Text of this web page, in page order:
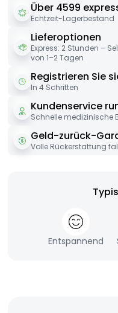
Über 4599
Echtzeit-Lagerbestand
Lieferoptionen
Express: 2 Stunden –
von 1–2 Tagen
Registrieren Sie
In 4 Schritten
Kundenservice
Schnelle medizinische
Geld-zurück-
Volle Rückerstattung
Entspannend